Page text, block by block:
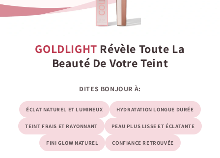
GOLDLIGHT Révèle Toute La
Beauté De Votre Teint
DITES BONJOUR À:
ÉCLAT NATUREL ET LUMINEUX HYDRATATION LONGUE DURÉE
TEINT FRAIS ET RAYONNANT PEAU PLUS LISSE ET ÉCLATANTE
FINI GLOW NATUREL CONFIANCE RETROUVÉE